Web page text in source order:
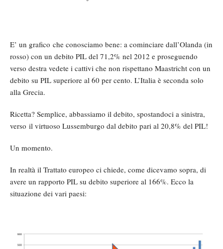
E’ un grafico che conosciamo bene: a cominciare dall’Olanda (in
rosso) con un debito PIL del 71,2% nel 2012 e proseguendo
verso destra vedete i cattivi che non rispettano Maastricht con un
debito su PIL superiore al 60 per cento. L’Italia è seconda solo
alla Grecia.
Ricetta? Semplice, abbassiamo il debito, spostandoci a sinistra,
verso il virtuoso Lussemburgo dal debito pari al 20,8% del PIL!
Un momento.
In realtà il Trattato europeo ci chiede, come dicevamo sopra, di
avere un rapporto PIL su debito superiore al 166%. Ecco la
situazione dei vari paesi: